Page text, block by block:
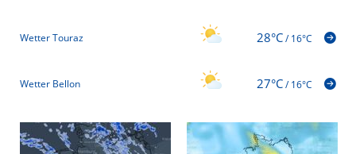
Wetter Touraz 28°C/16°C
Wetter Bellon 27°C/16°C